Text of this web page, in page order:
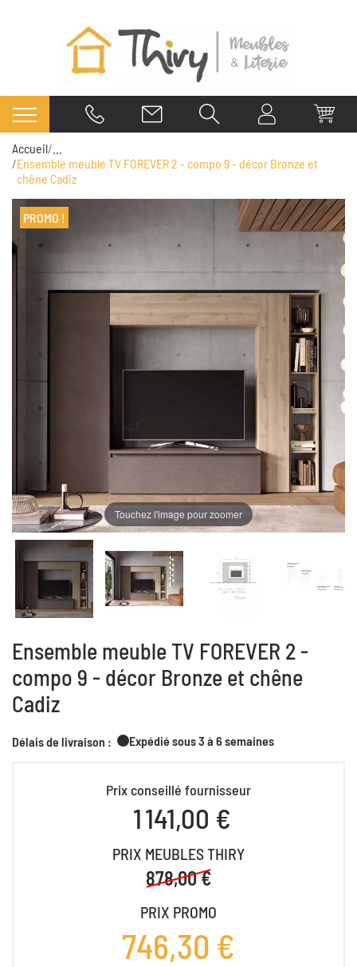
Accueil
Ensemble meuble TV FOREVER 2 - compo 9 - décor Bronze et
chêne Cadiz
PROMO !
Touchez l'image pour zoomer
Ensemble meuble TV FOREVER 2 -
compo 9 - décor Bronze et chêne
Cadiz
Délais de livraison : Expédié sous 3 à 6 semaines
Prix conseillé fournisseur
1 141,00 €
PRIX MEUBLES THIRY
878,00 €
PRIX PROMO
746,30 €